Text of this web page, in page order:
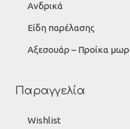
Ανδρικά
Είδη παρέλασης
Αξεσουάρ – Προίκα
Παραγγελία
Wishlist